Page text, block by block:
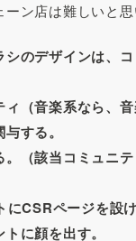
ン店は難しいと
シのデザインは、
ィ（音楽系なら、
する。
。（該当コミュニ
にCSRページを設け
に顔を出す。